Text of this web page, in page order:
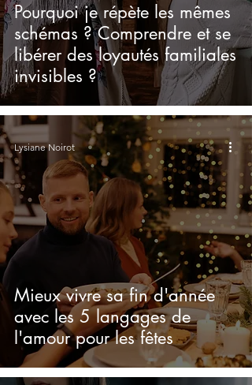
Pourquoi je répète les mêmes
schémas ? Comprendre et se
libérer des loyautés familiales
invisibles ?
Mieux vivre sa fin d'année
avec les 5 langages de
l'amour pour les fêtes
Lysiane Noirot